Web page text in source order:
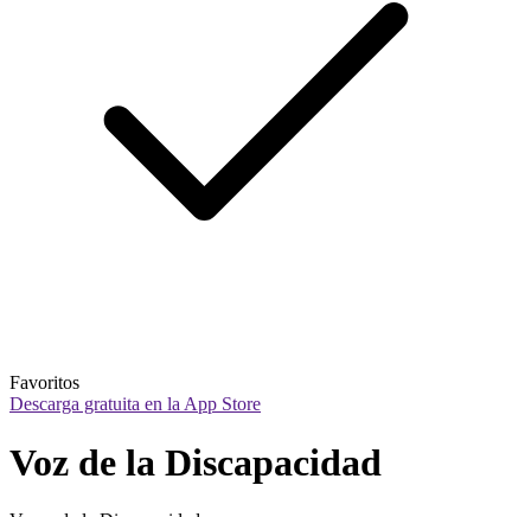
Favoritos
Descarga gratuita en la App Store
Voz de la Discapacidad